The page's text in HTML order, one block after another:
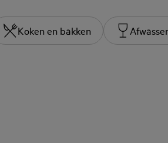
Koken en bakken